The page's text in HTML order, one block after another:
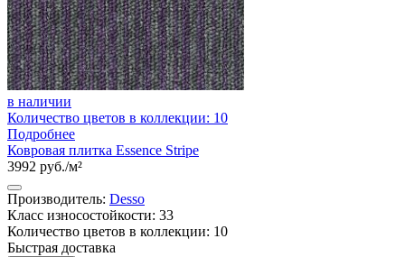
в наличии
Количество цветов в коллекции: 10
Подробнее
Ковровая плитка Essence Stripe
3992 руб./м²
Производитель: Desso
Класс износостойкости: 33
Количество цветов в коллекции: 10
Быстрая доставка